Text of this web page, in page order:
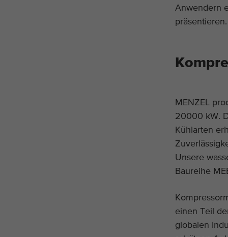
Anwendern
präsentieren.
MENZEL
20000 kW.
Kühlarten
Unsere
Baureihe
einen Teil
globalen